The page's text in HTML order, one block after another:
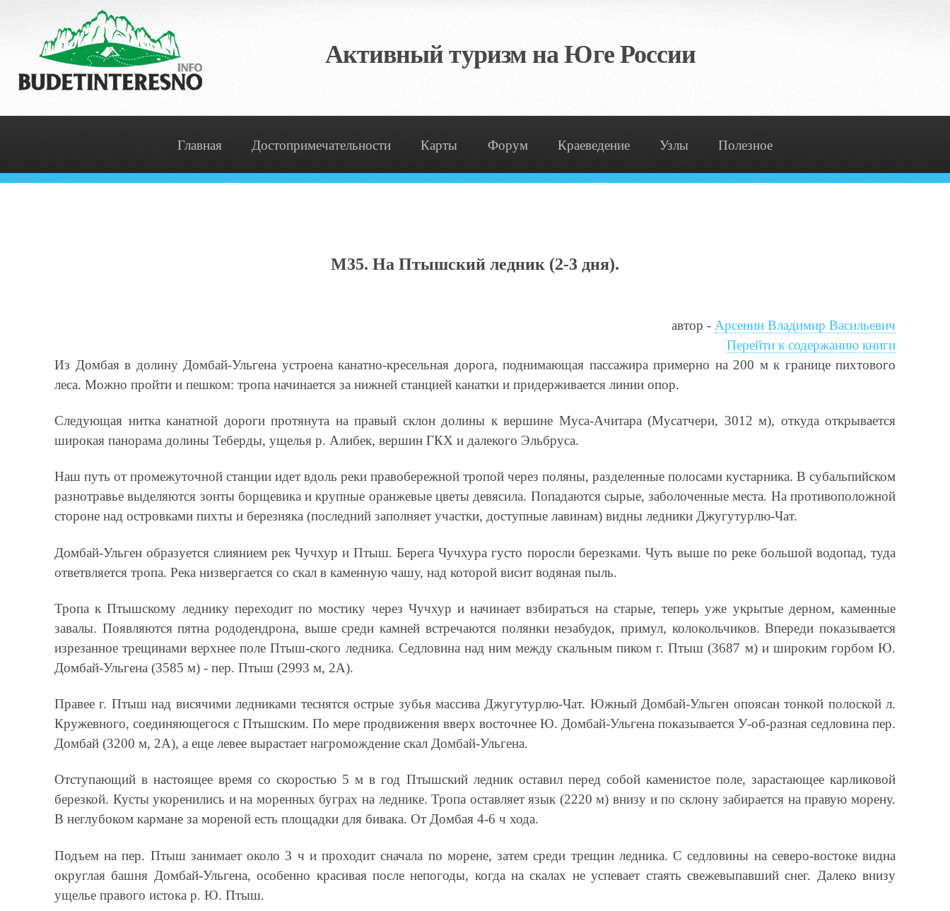
Активный туризм на Юге России
Главная Достопримечательности Карты Форум Краеведение Узлы Полезное
М35. На Птышский ледник (2-3 дня).
автор - Арсенин Владимир Васильевич
Перейти к содержанию книги
Из Домбая в долину Домбай-Ульгена устроена канатно-кресельная дорога, поднимающая пассажира примерно на 200 м к границе пихтового
леса. Можно пройти и пешком: тропа начинается за нижней станцией канатки и придерживается линии опор.
Следующая нитка канатной дороги протянута на правый склон долины к вершине Муса-Ачитара (Мусатчери, 3012 м), откуда открывается
широкая панорама долины Теберды, ущелья р. Алибек, вершин ГКХ и далекого Эльбруса.
Наш путь от промежуточной станции идет вдоль реки правобережной тропой через поляны, разделенные полосами кустарника. В субальпийском
разнотравье выделяются зонты борщевика и крупные оранжевые цветы девясила. Попадаются сырые, заболоченные места. На противоположной
стороне над островками пихты и березняка (последний заполняет участки, доступные лавинам) видны ледники Джугутурлю-Чат.
Домбай-Ульген образуется слиянием рек Чучхур и Птыш. Берега Чучхура густо поросли березками. Чуть выше по реке большой водопад, туда
ответвляется тропа. Река низвергается со скал в каменную чашу, над которой висит водяная пыль.
Тропа к Птышскому леднику переходит по мостику через Чучхур и начинает взбираться на старые, теперь уже укрытые дерном, каменные
завалы. Появляются пятна рододендрона, выше среди камней встречаются полянки незабудок, примул, колокольчиков. Впереди показывается
изрезанное трещинами верхнее поле Птыш-ского ледника. Седловина над ним между скальным пиком г. Птыш (3687 м) и широким горбом Ю.
Домбай-Ульгена (3585 м) - пер. Птыш (2993 м, 2А).
Правее г. Птыш над висячими ледниками теснятся острые зубья массива Джугутурлю-Чат. Южный Домбай-Ульген опоясан тонкой полоской л.
Кружевного, соединяющегося с Птышским. По мере продвижения вверх восточнее Ю. Домбай-Ульгена показывается У-об-разная седловина пер.
Домбай (3200 м, 2А), а еще левее вырастает нагромождение скал Домбай-Ульгена.
Отступающий в настоящее время со скоростью 5 м в год Птышский ледник оставил перед собой каменистое поле, зарастающее карликовой
березкой. Кусты укоренились и на моренных буграх на леднике. Тропа оставляет язык (2220 м) внизу и по склону забирается на правую морену.
В неглубоком кармане за мореной есть площадки для бивака. От Домбая 4-6 ч хода.
Подъем на пер. Птыш занимает около 3 ч и проходит сначала по морене, затем среди трещин ледника. С седловины на северо-востоке видна
округлая башня Домбай-Ульгена, особенно красивая после непогоды, когда на скалах не успевает стаять свежевыпавший снег. Далеко внизу
ущелье правого истока р. Ю. Птыш.